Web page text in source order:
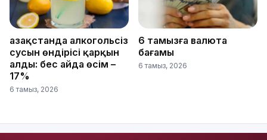
Қазақстанда алкогольсіз
сусын өндірісі қарқын
алды: бес айда өсім –
17%
6 тамыз, 2026
6 тамызға валюта
бағамы
6 тамыз, 2026